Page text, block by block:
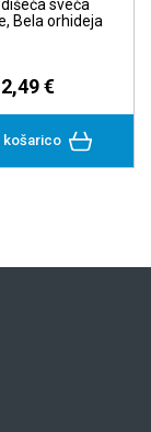
sveča
Bela orhideja
€
košarico